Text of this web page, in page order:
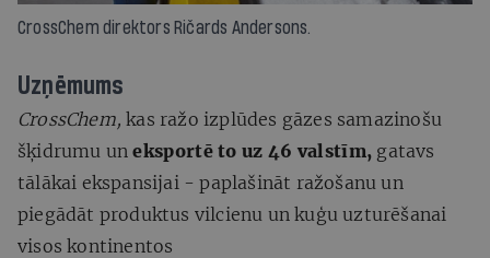
CrossChem direktors Ričards Andersons.
Uzņēmums
CrossChem, kas ražo izplūdes gāzes samazinošu
šķidrumu uneksportē to uz 46 valstīm, gatavs
tālākai ekspansijai - paplašināt ražošanu un
piegādāt produktus vilcienu un kuģu uzturēšanai
visos kontinentos